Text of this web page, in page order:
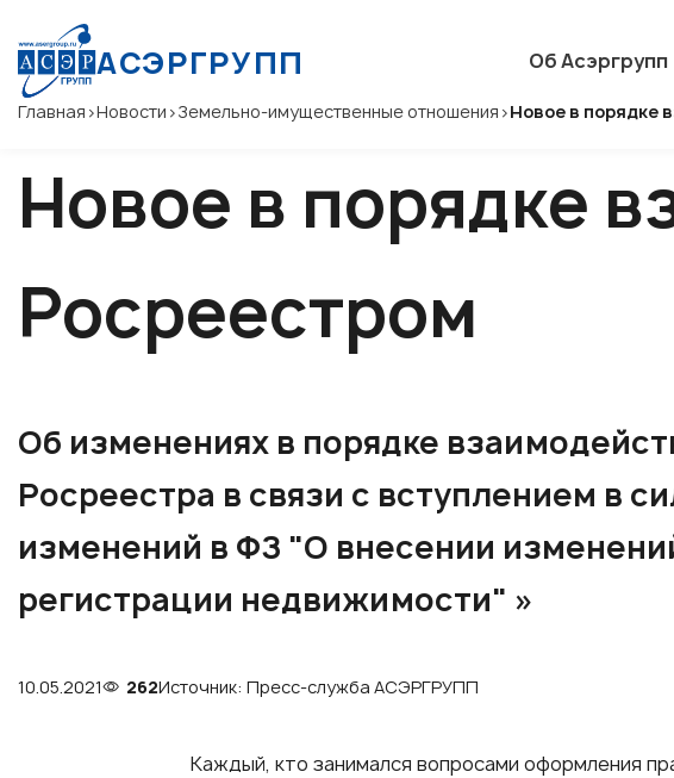
АСЭРГРУПП Об Асэргрупп
Главная >Новости >Земельно-имущественные отношения >Новое в порядке
Новое в порядке
Росреестром
Об изменениях в порядке
Росреестра в связи с вступлением в
изменений в ФЗ "О внесении
регистрации недвижимости" »
10.05.2021 262Источник: Пресс-служба АСЭРГРУПП
Каждый, кто занимался вопросами оформления